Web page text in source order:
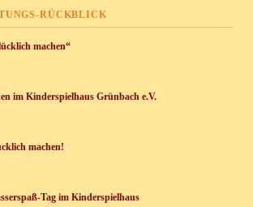
RÜCKBLICK
machen“
im Kinderspielhaus Grünbach e.V.
machen!
Tag im Kinderspielhaus